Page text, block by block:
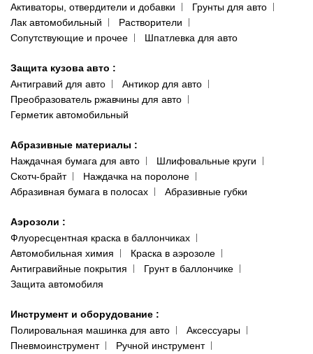
Активаторы, отвердители и добавки
Грунты для авто
Лак автомобильный
Растворители
Сопутствующие и прочее
Шпатлевка для авто
Защита кузова авто :
Антигравий для авто
Антикор для авто
Преобразователь ржавчины для авто
Герметик автомобильный
Абразивные материалы :
Наждачная бумага для авто
Шлифовальные круги
Скотч-брайт
Наждачка на поролоне
Абразивная бумага в полосах
Абразивные губки
Аэрозоли :
Флуоресцентная краска в баллончиках
Автомобильная химия
Краска в аэрозоле
Антигравийные покрытия
Грунт в баллончике
Защита автомобиля
Инструмент и оборудование :
Полировальная машинка для авто
Аксессуары
Пневмоинструмент
Ручной инструмент